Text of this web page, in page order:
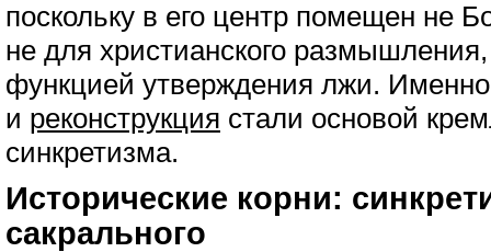
поскольку в его центр помещен не
не для христианского
функцией утверждения лжи.
и реконструкция стали основой
синкретизма.
Исторические корни:
сакрального